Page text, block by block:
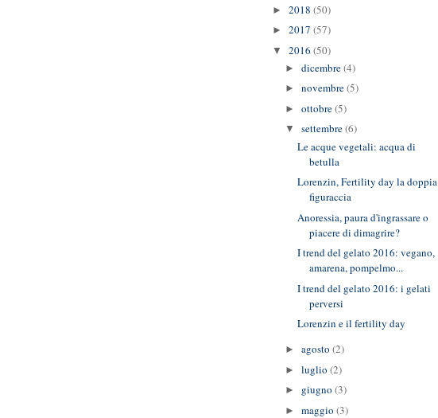
► 2018 (50)
► 2017 (57)
▼ 2016 (50)
► dicembre(4)
► novembre(5)
► ottobre(5)
▼ settembre(6)
Le acque vegetali: acqua di
betulla
Lorenzin, Fertility day la doppia
figuraccia
Anoressia, paura d'ingrassare o
piacere di dimagrire?
I trend del gelato 2016: vegano,
amarena, pompelmo...
I trend del gelato 2016: i gelati
perversi
Lorenzin e il fertility day
► agosto (2)
► luglio (2)
► giugno (3)
► maggio (3)